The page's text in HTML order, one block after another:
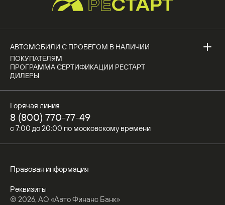
Горячая линия
8 (800) 770-77-49
с 7:00 до 20:00 по московскому времени
АВТОМОБИЛИ С ПРОБЕГОМ В НАЛИЧИИ
ПОКУПАТЕЛЯМ
ПРОГРАММА СЕРТИФИКАЦИИ РЕСТАРТ
ДИЛЕРЫ
© 2026, АО «Авто Финанс Банк»
Правовая информация
Реквизиты